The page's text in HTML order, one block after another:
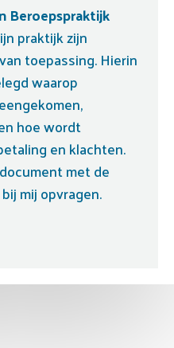
Beroepspraktijk
praktijk zijn
toepassing. Hierin
waarop
hoe wordt
en klachten.
met de
mij opvragen.